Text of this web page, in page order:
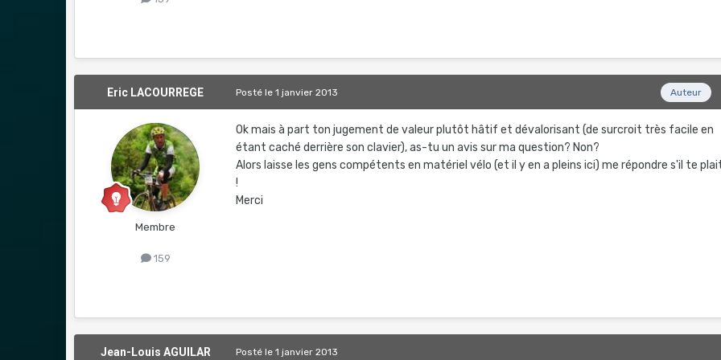
Eric LACOURREGE
Membre
159
Auteur
Postéle 1 janvier 2013
Ok mais à part ton jugement de valeur plutôt hâtif et dévalorisant (de surcroit très facile en
étant caché derrière son clavier), as-tu un avis sur ma question? Non?
Alors laisse les gens compétents en matériel vélo (et il y en a pleins ici) me répondre s'il te
!
Merci
Jean-Louis AGUILAR Postéle 1 janvier 2013